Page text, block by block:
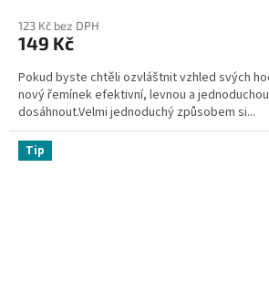
123 Kč bez DPH
149 Kč
Pokud byste chtěli ozvláštnit vzhled svých
nový řemínek efektivní, levnou a
dosáhnout.Velmi jednoduchý způsobem si...
Tip